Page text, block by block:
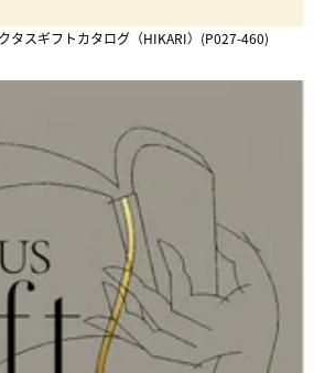
タスギフトカタログ（HIKARI）(P027-460)